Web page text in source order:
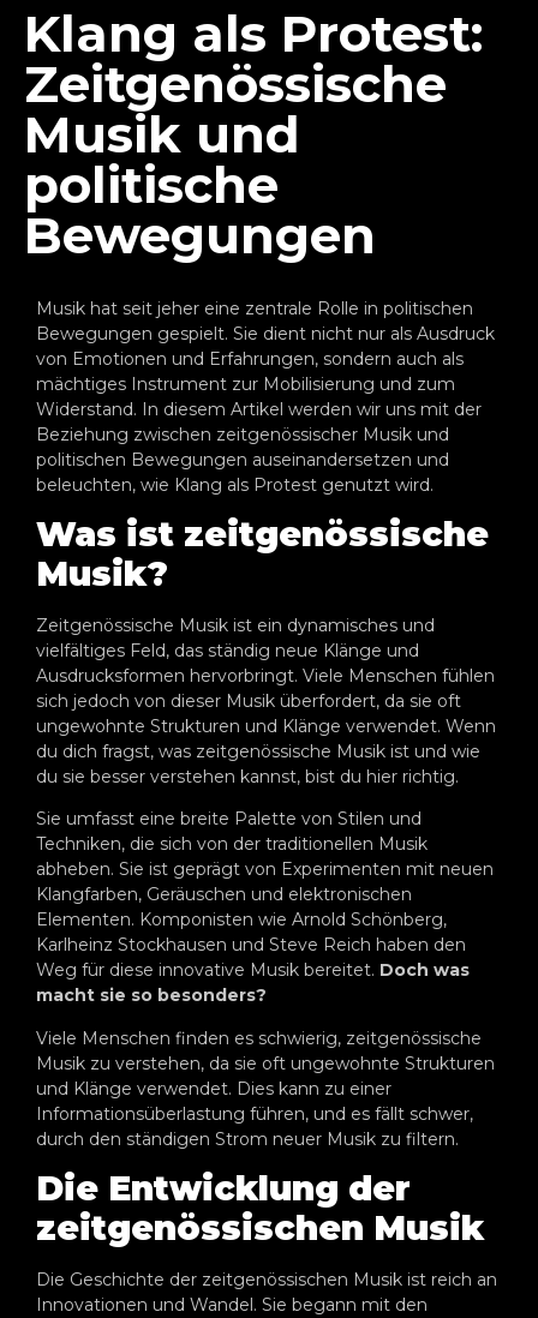
Klang als Protest:
Zeitgenössische
Musik und
politische
Bewegungen
Musik hat seit jeher eine zentrale Rolle in politischen
Bewegungen gespielt. Sie dient nicht nur als Ausdruck
von Emotionen und Erfahrungen, sondern auch als
mächtiges Instrument zur Mobilisierung und zum
Widerstand. In diesem Artikel werden wir uns mit der
Beziehung zwischen zeitgenössischer Musik und
politischen Bewegungen auseinandersetzen und
beleuchten, wie Klang als Protest genutzt wird.
Was ist zeitgenössische
Musik?
Zeitgenössische Musik ist ein dynamisches und
vielfältiges Feld, das ständig neue Klänge und
Ausdrucksformen hervorbringt. Viele Menschen fühlen
sich jedoch von dieser Musik überfordert, da sie oft
ungewohnte Strukturen und Klänge verwendet. Wenn
du dich fragst, was zeitgenössische Musik ist und wie
du sie besser verstehen kannst, bist du hier richtig.
Sie umfasst eine breite Palette von Stilen und
Techniken, die sich von der traditionellen Musik
abheben. Sie ist geprägt von Experimenten mit neuen
Klangfarben, Geräuschen und elektronischen
Elementen. Komponisten wie Arnold Schönberg,
Karlheinz Stockhausen und Steve Reich haben den
Weg für diese innovative Musik bereitet. Doch was
macht sie so besonders?
Viele Menschen finden es schwierig, zeitgenössische
Musik zu verstehen, da sie oft ungewohnte Strukturen
und Klänge verwendet. Dies kann zu einer
Informationsüberlastung führen, und es fällt schwer,
durch den ständigen Strom neuer Musik zu filtern.
Die Entwicklung der
zeitgenössischen Musik
Die Geschichte der zeitgenössischen Musik ist reich an
Innovationen und Wandel. Sie begann mit den